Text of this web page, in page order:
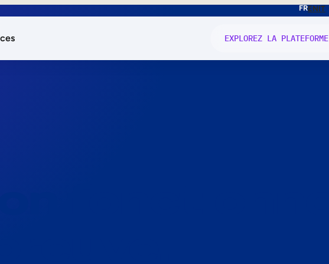
FRENIT
EXPLOREZ LA PLATEFORME